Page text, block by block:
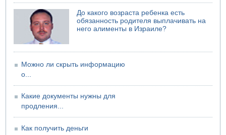
До какого возраста ребенка есть
обязанность родителя выплачивать на
него алименты в Израиле?
Можно ли скрыть информацию
о...
Какие документы нужны для
продления...
Как получить деньги